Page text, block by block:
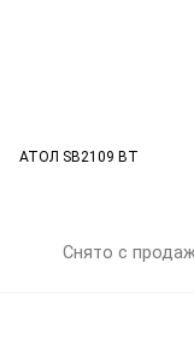
АТОЛ SB2109 BT
Снято с